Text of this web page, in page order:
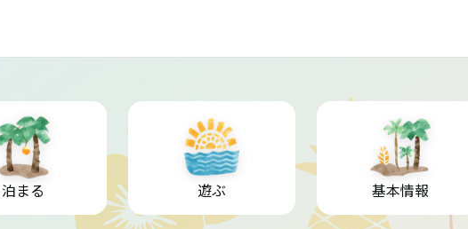
泊まる 遊ぶ 基本情報